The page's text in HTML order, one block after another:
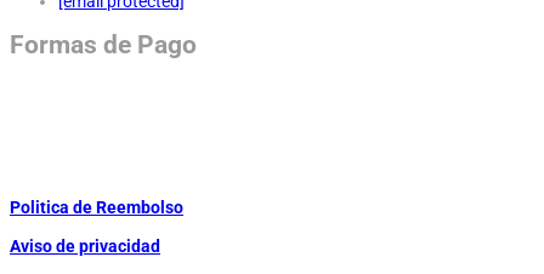
Formas de Pago
Politica de Reembolso
Aviso de privacidad